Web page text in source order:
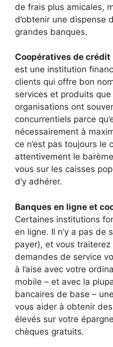
de frais plus amicales,
d’obtenir une dispense
grandes banques.
Coopératives de crédit
est une institution
clients qui offre bon
services et produits
organisations ont
concurrentiels parce
nécessairement à
ce n’est pas toujours le
attentivement le
vous sur les caisses
d’y adhérer.
Banques en ligne et
Certaines institutions
en ligne. Il n’y a pas de
payer), et vous
demandes de service
à l’aise avec votre
mobile – et avec la
bancaires de base –
vous aider à obtenir
élevés sur votre
chèques gratuits.